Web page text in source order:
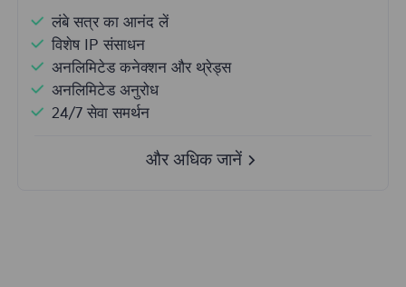
लंबे सत्र का आनंद लें
विशेष IP संसाधन
अनलिमिटेड कनेक्शन और थ्रेड्स
अनलिमिटेड अनुरोध
24/7 सेवा समर्थन
और अधिक जानें